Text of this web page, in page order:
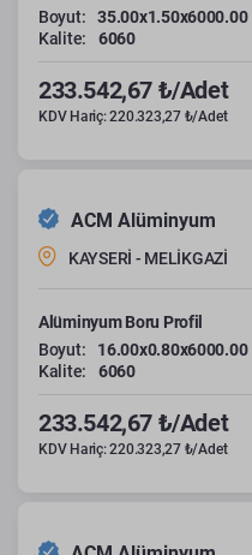
Boyut:
35.00x1.50x6000.00
Kalite:
6060
233.542,67 ₺/Adet
KDV Hariç: 220.323,27 ₺/Adet
ACM Alüminyum
KAYSERİ - MELİKGAZİ
Alüminyum Boru Profil
Boyut:
16.00x0.80x6000.00
Kalite:
6060
233.542,67 ₺/Adet
KDV Hariç: 220.323,27 ₺/Adet